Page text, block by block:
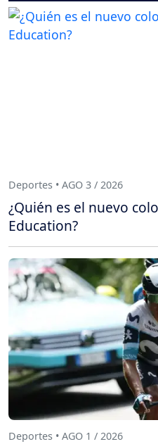
Deportes • AGO 3 / 2026
¿Quién es el nuevo
Education?
Deportes • AGO 1 / 2026